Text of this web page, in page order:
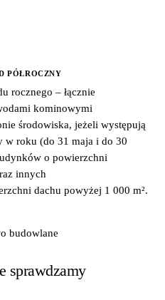
PÓŁROCZNY
rocznego – łącznie
kominowymi
środowiska, jeżeli występują
w roku (do 31 maja i do 30
o powierzchni
innych
dachu powyżej 1 000 m².
budowlane
sprawdzamy